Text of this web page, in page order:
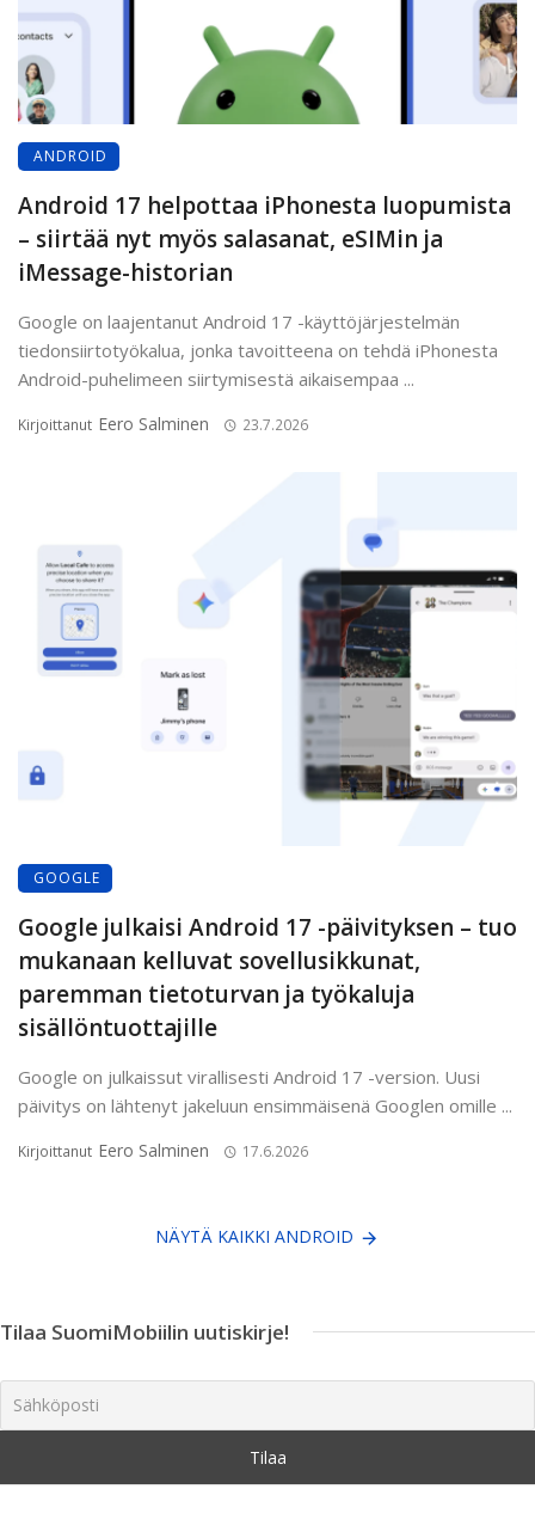
ANDROID
Android 17 helpottaa iPhonesta luopumista
– siirtää nyt myös salasanat, eSIMin ja
iMessage-historian
Google on laajentanut Android 17 -käyttöjärjestelmän
tiedonsiirtotyökalua, jonka tavoitteena on tehdä iPhonesta
Android-puhelimeen siirtymisestä aikaisempaa ...
Kirjoittanut Eero Salminen 23.7.2026
GOOGLE
Google julkaisi Android 17 -päivityksen – tuo
mukanaan kelluvat sovellusikkunat,
paremman tietoturvan ja työkaluja
sisällöntuottajille
Google on julkaissut virallisesti Android 17 -version. Uusi
päivitys on lähtenyt jakeluun ensimmäisenä Googlen omille ...
Kirjoittanut Eero Salminen 17.6.2026
NÄYTÄ KAIKKI ANDROID
Tilaa SuomiMobiilin uutiskirje!